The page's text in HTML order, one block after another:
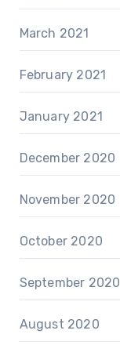
March 2021
February 2021
January 2021
December 2020
November 2020
October 2020
September 2020
August 2020